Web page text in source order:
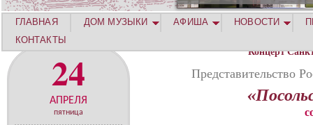
24
АПРЕЛЯ
пятница
Концерт
Представительство
ГЛАВНАЯ ДОМ МУЗЫКИ АФИША НОВОСТИ
КОНТАКТЫ